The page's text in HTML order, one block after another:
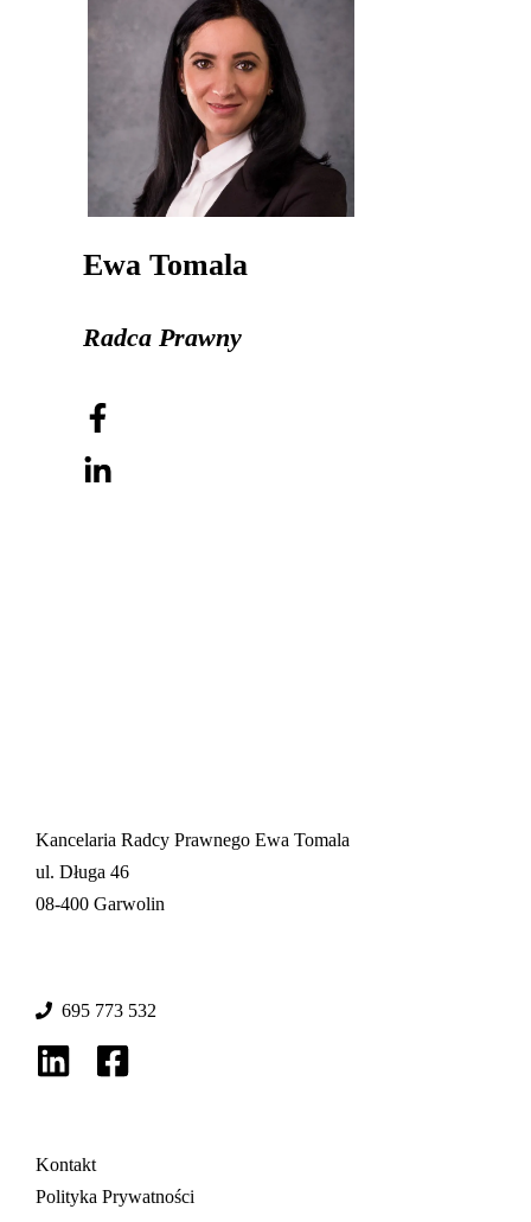
Ewa Tomala
Radca Prawny
Kancelaria Radcy Prawnego Ewa Tomala
ul. Długa 46
08-400 Garwolin
695 773 532
Kontakt
Polityka Prywatności